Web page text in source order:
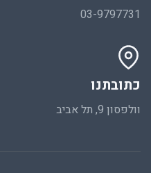
03-9797731
כתובתנו
וולפסון 9, תל אביב